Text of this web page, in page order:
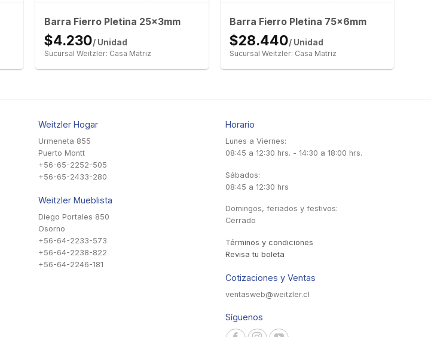
Barra Fierro Pletina 25x3mm
$4.230/ Unidad
Sucursal Weitzler: Casa Matriz
Barra Fierro Pletina 75x6mm
$28.440/ Unidad
Sucursal Weitzler: Casa Matriz
Weitzler Hogar
Urmeneta 855
Puerto Montt
+56-65-2252-505
+56-65-2433-280
Weitzler Mueblista
Diego Portales 850
Osorno
+56-64-2233-573
+56-64-2238-822
+56-64-2246-181
Horario
Lunes a Viernes:
08:45 a 12:30 hrs. - 14:30 a 18:00 hrs.
Sábados:
08:45 a 12:30 hrs
Domingos, feriados y festivos:
Cerrado
Términos y condiciones
Revisa tu boleta
Cotizaciones y Ventas
ventasweb@weitzler.cl
Síguenos